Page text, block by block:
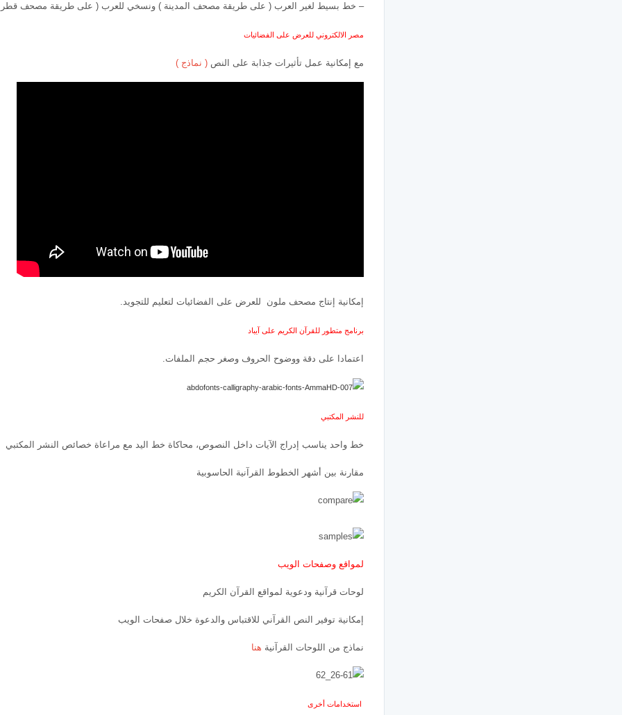
– خط بسيط لغير العرب ( على طريقة مصحف المدينة ) ونسخي للعرب ( على طريقة مصحف
مصر الالكتروني للعرض على الفضائيات
مع إمكانية عمل تأثيرات جذابة على النص ( نماذج )
إمكانية إنتاج مصحف ملون للعرض على الفضائيات لتعليم للتجويد.
برنامج متطور للقرآن الكريم على آيباد
اعتمادا على دقة ووضوح الحروف وصغر حجم الملفات.
للنشر المكتبي
خط واحد يناسب إدراج الآيات داخل النصوص، محاكاة خط اليد مع مراعاة خصائص النشر المكتبي
مقارنة بين أشهر الخطوط القرآنية الحاسوبية
لمواقع وصفحات الويب
لوحات قرآنية ودعوية لمواقع القرآن الكريم
إمكانية توفير النص القرآني للاقتباس والدعوة خلال صفحات الويب
نماذج من اللوحات القرآنية هنا
استخدامات أخرى